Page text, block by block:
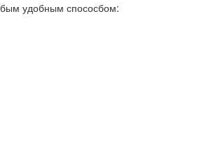
удобным спососбом: